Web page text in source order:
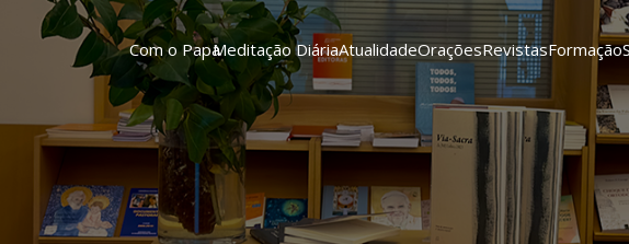
Com o PapaMeditação DiáriaAtualidadeOraçõesRevistasFormação